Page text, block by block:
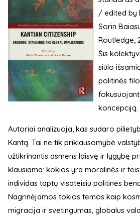
/ edited by
Sorin
Routledge,
Šis
siūlo
politinės
koncepciją.
Autoriai analizuoja, kas sudaro
Kantą. Tai ne tik priklausomybė
užtikrinantis asmens laisvę ir lygybę
klausiama: kokios yra moralinės ir
individas taptų visateisiu politinės
Nagrinėjamos tokios temos kaip
migracija ir svetingumas, globalus